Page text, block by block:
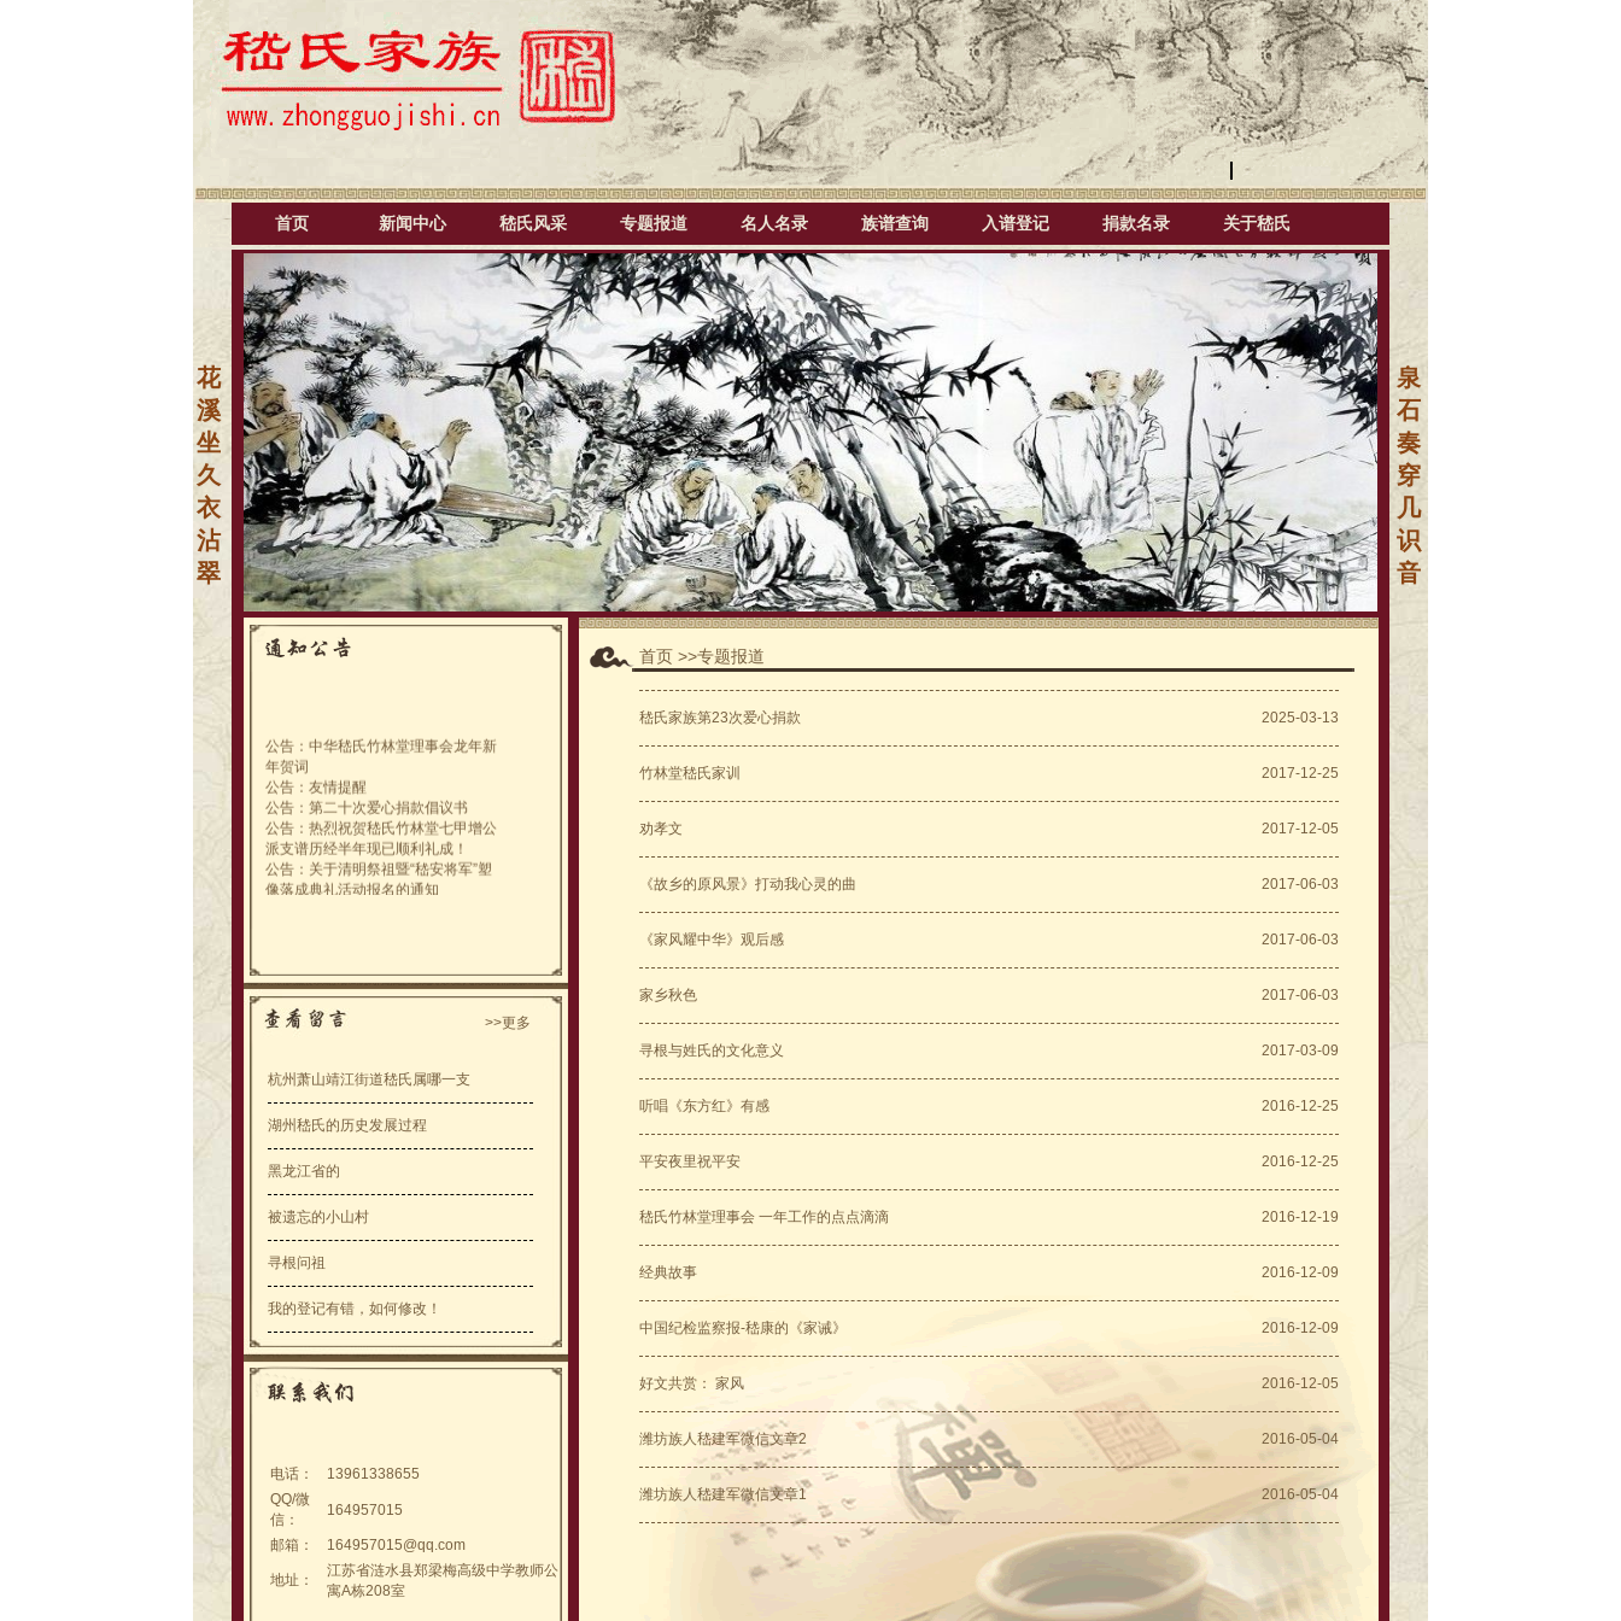
首页 新闻中心 嵇氏风采 专题报道 名人名录 族谱查询 入谱登记 捐款名录 关于嵇氏
花
溪
坐
久
衣
沾
翠
泉
石
奏
穿
几
识
音
首页 >>专题报道
嵇氏家族第23次爱心捐款 2025-03-13
竹林堂嵇氏家训 2017-12-25
劝孝文 2017-12-05
《故乡的原风景》打动我心灵的曲 2017-06-03
《家风耀中华》观后感 2017-06-03
家乡秋色 2017-06-03
寻根与姓氏的文化意义 2017-03-09
听唱《东方红》有感 2016-12-25
平安夜里祝平安 2016-12-25
嵇氏竹林堂理事会 一年工作的点点滴滴 2016-12-19
经典故事 2016-12-09
中国纪检监察报-嵇康的《家诫》 2016-12-09
好文共赏： 家风 2016-12-05
潍坊族人嵇建军微信文章2 2016-05-04
潍坊族人嵇建军微信文章1 2016-05-04
年贺词
公告：友情提醒
公告：第二十次爱心捐款倡议书
公告：热烈祝贺嵇氏竹林堂七甲增公
派支谱历经半年现已顺利礼成！
公告：关于清明祭祖暨“嵇安将军”塑
像落成典礼活动报名的通知
公告：嵇氏建湖南门祭祖公告
专业课》授课公告
公告：关于变更活动日期的紧急通知
公告：关于志愿报名参加安公塑像落
公告：家族续谱、联谱会议
公告：中华嵇氏竹林堂一年工作点滴
公告：热烈祝贺中华嵇氏竹林堂理事
公告：涟水嵇氏家族活动--通知公告
>>更多
杭州萧山靖江街道嵇氏属哪一支
湖州嵇氏的历史发展过程
黑龙江省的
被遗忘的小山村
寻根问祖
我的登记有错，如何修改！
电话：
13961338655
QQ/微
信：
164957015
邮箱： 164957015@qq.com
地址：
江苏省涟水县郑梁梅高级中学教师公
寓A栋208室